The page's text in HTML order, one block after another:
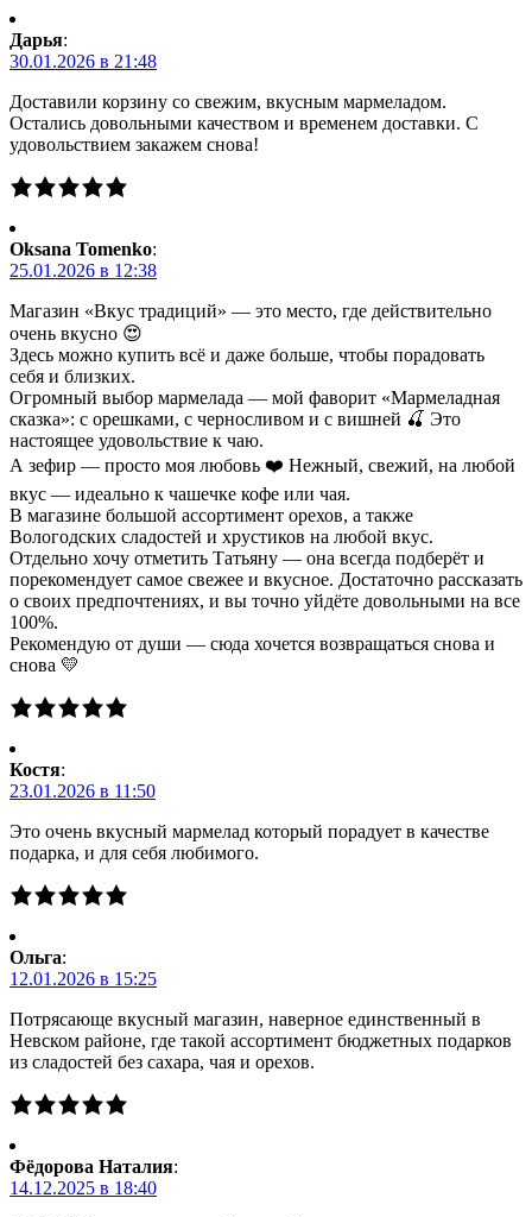
Дарья:
30.01.2026 в 21:48
Доставили корзину со свежим, вкусным мармеладом.
Остались довольными качеством и временем доставки. С
удовольствием закажем снова!
Oksana Tomenko:
25.01.2026 в 12:38
Магазин «Вкус традиций» — это место, где действительно
очень вкусно 😍
Здесь можно купить всё и даже больше, чтобы порадовать
себя и близких.
Огромный выбор мармелада — мой фаворит «Мармеладная
сказка»: с орешками, с черносливом и с вишней 🍒 Это
настоящее удовольствие к чаю.
А зефир — просто моя любовь ❤️ Нежный, свежий, на любой
вкус — идеально к чашечке кофе или чая.
В магазине большой ассортимент орехов, а также
Вологодских сладостей и хрустиков на любой вкус.
Отдельно хочу отметить Татьяну — она всегда подберёт и
порекомендует самое свежее и вкусное. Достаточно рассказать
о своих предпочтениях, и вы точно уйдёте довольными на все
100%.
Рекомендую от души — сюда хочется возвращаться снова и
снова 💛
Костя:
23.01.2026 в 11:50
Это очень вкусный мармелад который порадует в качестве
подарка, и для себя любимого.
Ольга:
12.01.2026 в 15:25
Потрясающе вкусный магазин, наверное единственный в
Невском районе, где такой ассортимент бюджетных подарков
из сладостей без сахара, чая и орехов.
Фёдорова Наталия:
14.12.2025 в 18:40